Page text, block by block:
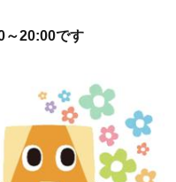
～20:00です